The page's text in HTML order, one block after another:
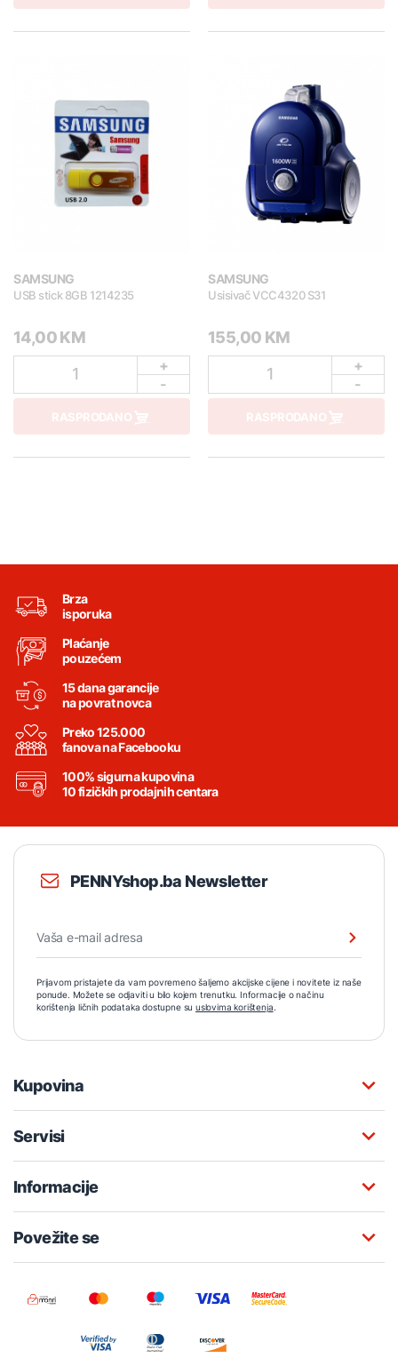
SAMSUNG
USB stick 8GB 1214235
14,00 KM
1
+
-
RASPRODANO
SAMSUNG
Usisivač VCC4320 S31
155,00 KM
1
+
-
RASPRODANO
Brza
isporuka
Plaćanje
pouzećem
15 dana garancije
na povrat novca
Preko 125.000
fanova na Facebooku
100% sigurna kupovina
10 fizičkih prodajnih centara
PENNYshop.ba Newsletter
Prijavom pristajete da vam povremeno šaljemo akcijske cijene i novitete iz naše
ponude. Možete se odjaviti u bilo kojem trenutku. Informacije o načinu
korištenja ličnih podataka dostupne su uslovima korištenja.
Kupovina
Servisi
Informacije
Povežite se